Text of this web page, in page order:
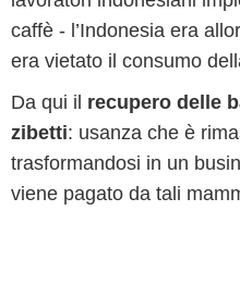
caffè - l’Indonesia era
era vietato il consumo
Da qui il recupero delle
zibetti: usanza che è
trasformandosi in un
viene pagato da tali